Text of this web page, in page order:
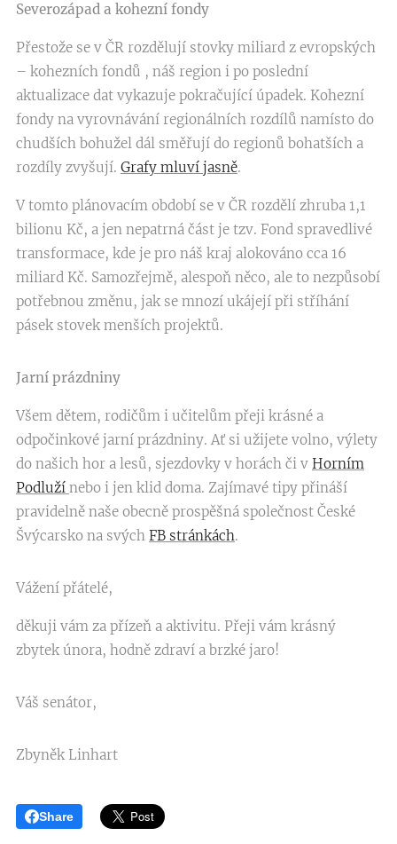
Severozápad a kohezní fondy
Přestože se v ČR rozdělují stovky miliard z evropských
– kohezních fondů , náš region i po poslední
aktualizace dat vykazuje pokračující úpadek. Kohezní
fondy na vyrovnávání regionálních rozdílů namísto do
chudších bohužel dál směřují do regionů bohatších a
rozdíly zvyšují. Grafy mluví jasně.
V tomto plánovacím období se v ČR rozdělí zhruba 1,1
bilionu Kč, a jen nepatrná část je tzv. Fond spravedlivé
transformace, kde je pro náš kraj alokováno cca 16
miliard Kč. Samozřejmě, alespoň něco, ale to nezpůsobí
potřebnou změnu, jak se mnozí ukájejí při stříhání
pásek stovek menších projektů.
Jarní prázdniny
Všem dětem, rodičům i učitelům přeji krásné a
odpočinkové jarní prázdniny. Ať si užijete volno, výlety
do našich hor a lesů, sjezdovky v horách či v Horním
Podluží nebo i jen klid doma. Zajímavé tipy přináší
pravidelně naše obecně prospěšná společnost České
Švýcarsko na svých FB stránkách.
Vážení přátelé,
děkuji vám za přízeň a aktivitu. Přeji vám krásný
zbytek února, hodně zdraví a brzké jaro!
Váš senátor,
Zbyněk Linhart
Share